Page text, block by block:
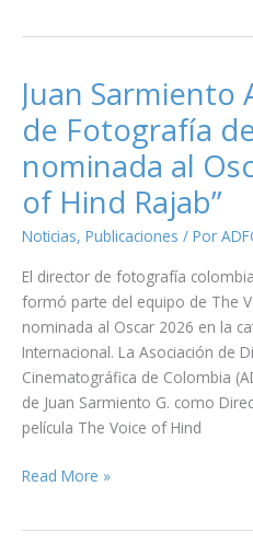
Juan Sarmiento
de Fotografía
nominada al
of Hind Rajab”
Noticias, Publicaciones / Por
El director de fotografía
formó parte del equipo de The
nominada al Oscar 2026 en la
Internacional. La Asociación de
Cinematográfica de Colombia
de Juan Sarmiento G. como
película The Voice of Hind
Juan
ADFC,
Read More »